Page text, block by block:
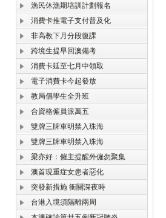
漁民休漁期培訓計劃報名
消費卡推電子支付普及化
非高教下月分段復課
跨境生提早回澳備考
消費卡延至七月中領取
電子消費卡今起發放
教局倡學生全升班
合資格僱員派萬五
雙牌三牌車明禁入珠海
雙牌三牌車明禁入珠海
梁亦好：僱主提醒外僱勿聚集
澳首現重症女患者惡化
突發新措施 衝關深夜時
台港入境須隔離兩周